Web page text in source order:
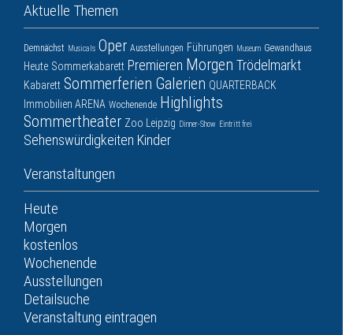
Aktuelle Themen
Demnächst Musicals Oper Ausstellungen Führungen Museum Gewandhaus
Heute Sommerkabarett Premieren Morgen Trödelmarkt
Kabarett Sommerferien Galerien QUARTERBACK
Immobilien ARENA Wochenende Highlights
Sommertheater Zoo Leipzig Dinner-Show Eintritt frei
Sehenswürdigkeiten Kinder
Veranstaltungen
Heute
Morgen
kostenlos
Wochenende
Ausstellungen
Detailsuche
Veranstaltung eintragen